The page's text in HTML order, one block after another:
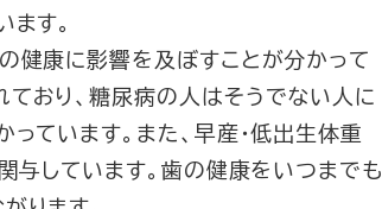
す。
健康に影響を及ぼすことが分かって
おり、糖尿病の人はそうでない人に
ています。また、早産・低出生体重
与しています。歯の健康をいつまでも